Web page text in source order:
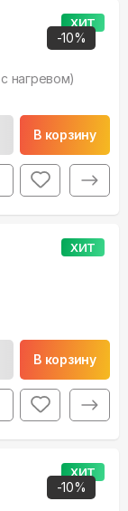
ХИТ
-10%
нагревом)
В корзину
ХИТ
В корзину
ХИТ
-10%